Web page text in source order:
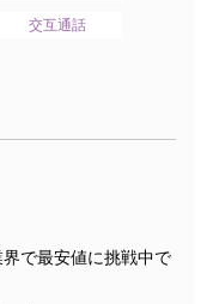
交互通話
で最安値に挑戦中で